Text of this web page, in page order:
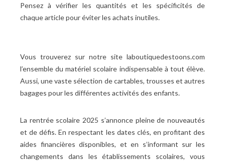
Pensez à vérifier les quantités et les spécificités de
chaque article pour éviter les achats inutiles.
Vous trouverez sur notre site laboutiquedestoons.com
l’ensemble du matériel scolaire indispensable à tout élève.
Aussi, une vaste sélection de cartables, trousses et autres
bagages pour les différentes activités des enfants.
La rentrée scolaire 2025 s’annonce pleine de nouveautés
et de défis. En respectant les dates clés, en profitant des
aides financières disponibles, et en s’informant sur les
changements dans les établissements scolaires, vous